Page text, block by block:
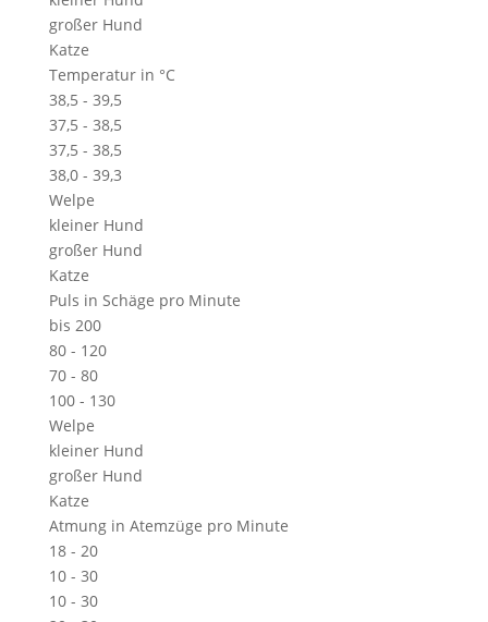
großer Hund
Katze
Temperatur in °C
38,5 - 39,5
37,5 - 38,5
37,5 - 38,5
38,0 - 39,3
Welpe
kleiner Hund
großer Hund
Katze
Puls in Schäge pro Minute
bis 200
80 - 120
70 - 80
100 - 130
Welpe
kleiner Hund
großer Hund
Katze
Atmung in Atemzüge pro Minute
18 - 20
10 - 30
10 - 30